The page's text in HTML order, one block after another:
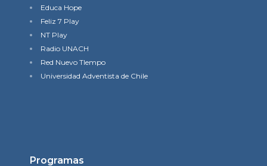
Educa Hope
Feliz 7 Play
NT Play
Radio UNACH
Red Nuevo TIempo
Universidad Adventista de Chile
Programas